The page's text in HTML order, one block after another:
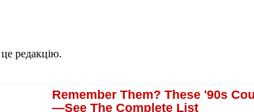
редакцію.